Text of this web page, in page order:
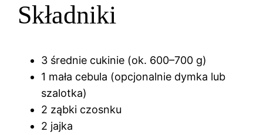
Składniki
3 średnie cukinie (ok. 600–700 g)
1 mała cebula (opcjonalnie dymka lub
szalotka)
2 ząbki czosnku
2 jajka